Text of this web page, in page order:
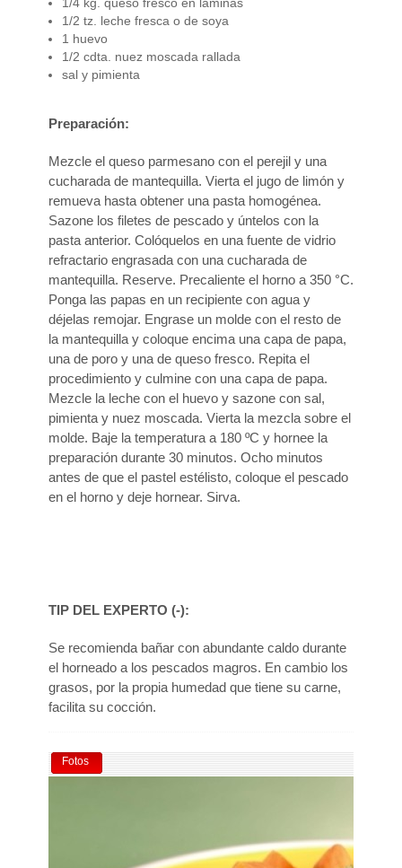
1/2 tz. leche fresca o de soya
1 huevo
1/2 cdta. nuez moscada rallada
sal y pimienta
Preparación:
Mezcle el queso parmesano con el perejil y una
cucharada de mantequilla. Vierta el jugo de limón y
remueva hasta obtener una pasta homogénea.
Sazone los filetes de pescado y úntelos con la
pasta anterior. Colóquelos en una fuente de vidrio
refractario engrasada con una cucharada de
mantequilla. Reserve. Precaliente el horno a 350 °C.
Ponga las papas en un recipiente con agua y
déjelas remojar. Engrase un molde con el resto de
la mantequilla y coloque encima una capa de papa,
una de poro y una de queso fresco. Repita el
procedimiento y culmine con una capa de papa.
Mezcle la leche con el huevo y sazone con sal,
pimienta y nuez moscada. Vierta la mezcla sobre el
molde. Baje la temperatura a 180 ºC y hornee la
preparación durante 30 minutos. Ocho minutos
antes de que el pastel estélisto, coloque el pescado
en el horno y deje hornear. Sirva.
TIP DEL EXPERTO (-):
Se recomienda bañar con abundante caldo durante
el horneado a los pescados magros. En cambio los
grasos, por la propia humedad que tiene su carne,
facilita su cocción.
Fotos